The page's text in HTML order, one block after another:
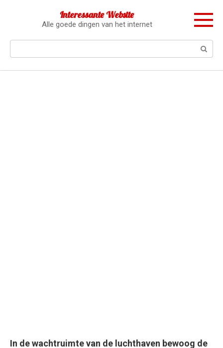
Interessante Website
Alle goede dingen van het internet
In de wachtruimte van de luchthaven bewoog de